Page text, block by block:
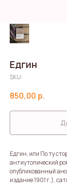
Едгин
SKU:
850,00 р.
Едгин, или По ту
антиутопический
опубликованный
издание 1901 г.),